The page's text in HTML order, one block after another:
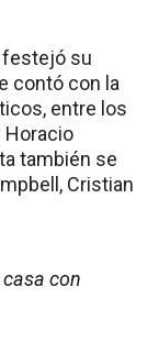
festejó su
contó con la
entre los
Horacio
también se
Cristian
casa con